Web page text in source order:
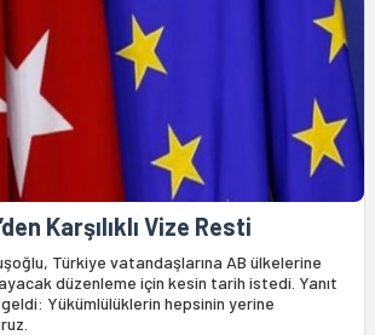
Karşılıklı Vize Resti
Türkiye vatandaşlarına AB ülkelerine
düzenleme için kesin tarih istedi. Yanıt
Yükümlülüklerin hepsinin yerine